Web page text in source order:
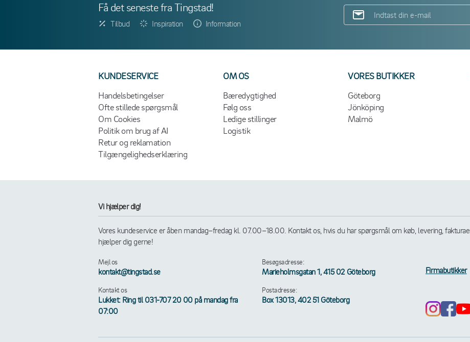
Få det seneste fra Tingstad!
Tilbud Inspiration Information
KUNDESERVICE
Handelsbetingelser
Ofte stillede spørgsmål
Om Cookies
Politik om brug af AI
Retur og reklamation
Tilgængelighedserklæring
OM OS
Bæredygtighed
Følg oss
Ledige stillinger
Logistik
VORES BUTIKKER
Göteborg
Jönköping
Malmö
Vi hjælper dig!
Vores kundeservice er åben mandag–fredag kl. 07.00–18.00. Kontakt os, hvis du har spørgsmål om køb, levering,
hjælper dig gerne!
Mejl os
kontakt@tingstad.se
Kontakt os
Lukket: Ring til 031-707 20 00 på mandag fra
07:00
Besøgsadresse:
Marieholmsgatan 1, 415 02 Göteborg
Postadresse:
Box 13013, 402 51 Göteborg
Firmabutikker